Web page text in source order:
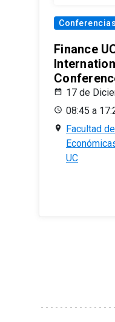
Conferencias
Finance
17 de
08:45 a
Facultad
UC